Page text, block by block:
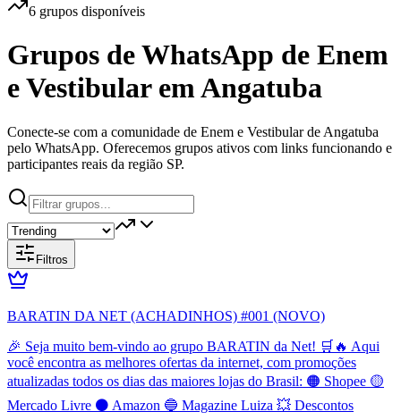
6 grupos disponíveis
Grupos de WhatsApp de Enem
e Vestibular em Angatuba
Conecte-se com a comunidade de Enem e Vestibular de Angatuba
pelo WhatsApp. Oferecemos grupos ativos com links funcionando e
participantes reais da região SP.
Filtros
BARATIN DA NET (ACHADINHOS) #001 (NOVO)
🎉 Seja muito bem-vindo ao grupo BARATIN da Net! 🛒🔥 Aqui
você encontra as melhores ofertas da internet, com promoções
atualizadas todos os dias das maiores lojas do Brasil: 🟠 Shopee 🟡
Mercado Livre ⚫ Amazon 🔵 Magazine Luiza 💥 Descontos